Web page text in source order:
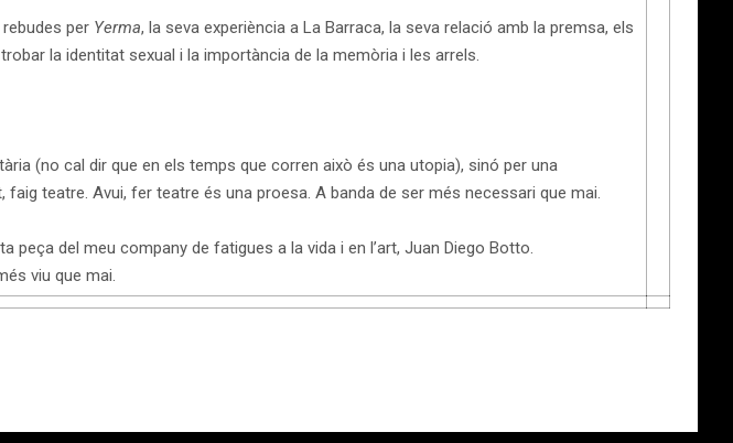
per Yerma, la seva experiència a La Barraca, la seva relació amb la premsa, els
la identitat sexual i la importància de la memòria i les arrels.
(no cal dir que en els temps que corren això és una utopia), sinó per una
teatre. Avui, fer teatre és una proesa. A banda de ser més necessari que mai.
peça del meu company de fatigues a la vida i en l’art, Juan Diego Botto.
viu que mai.